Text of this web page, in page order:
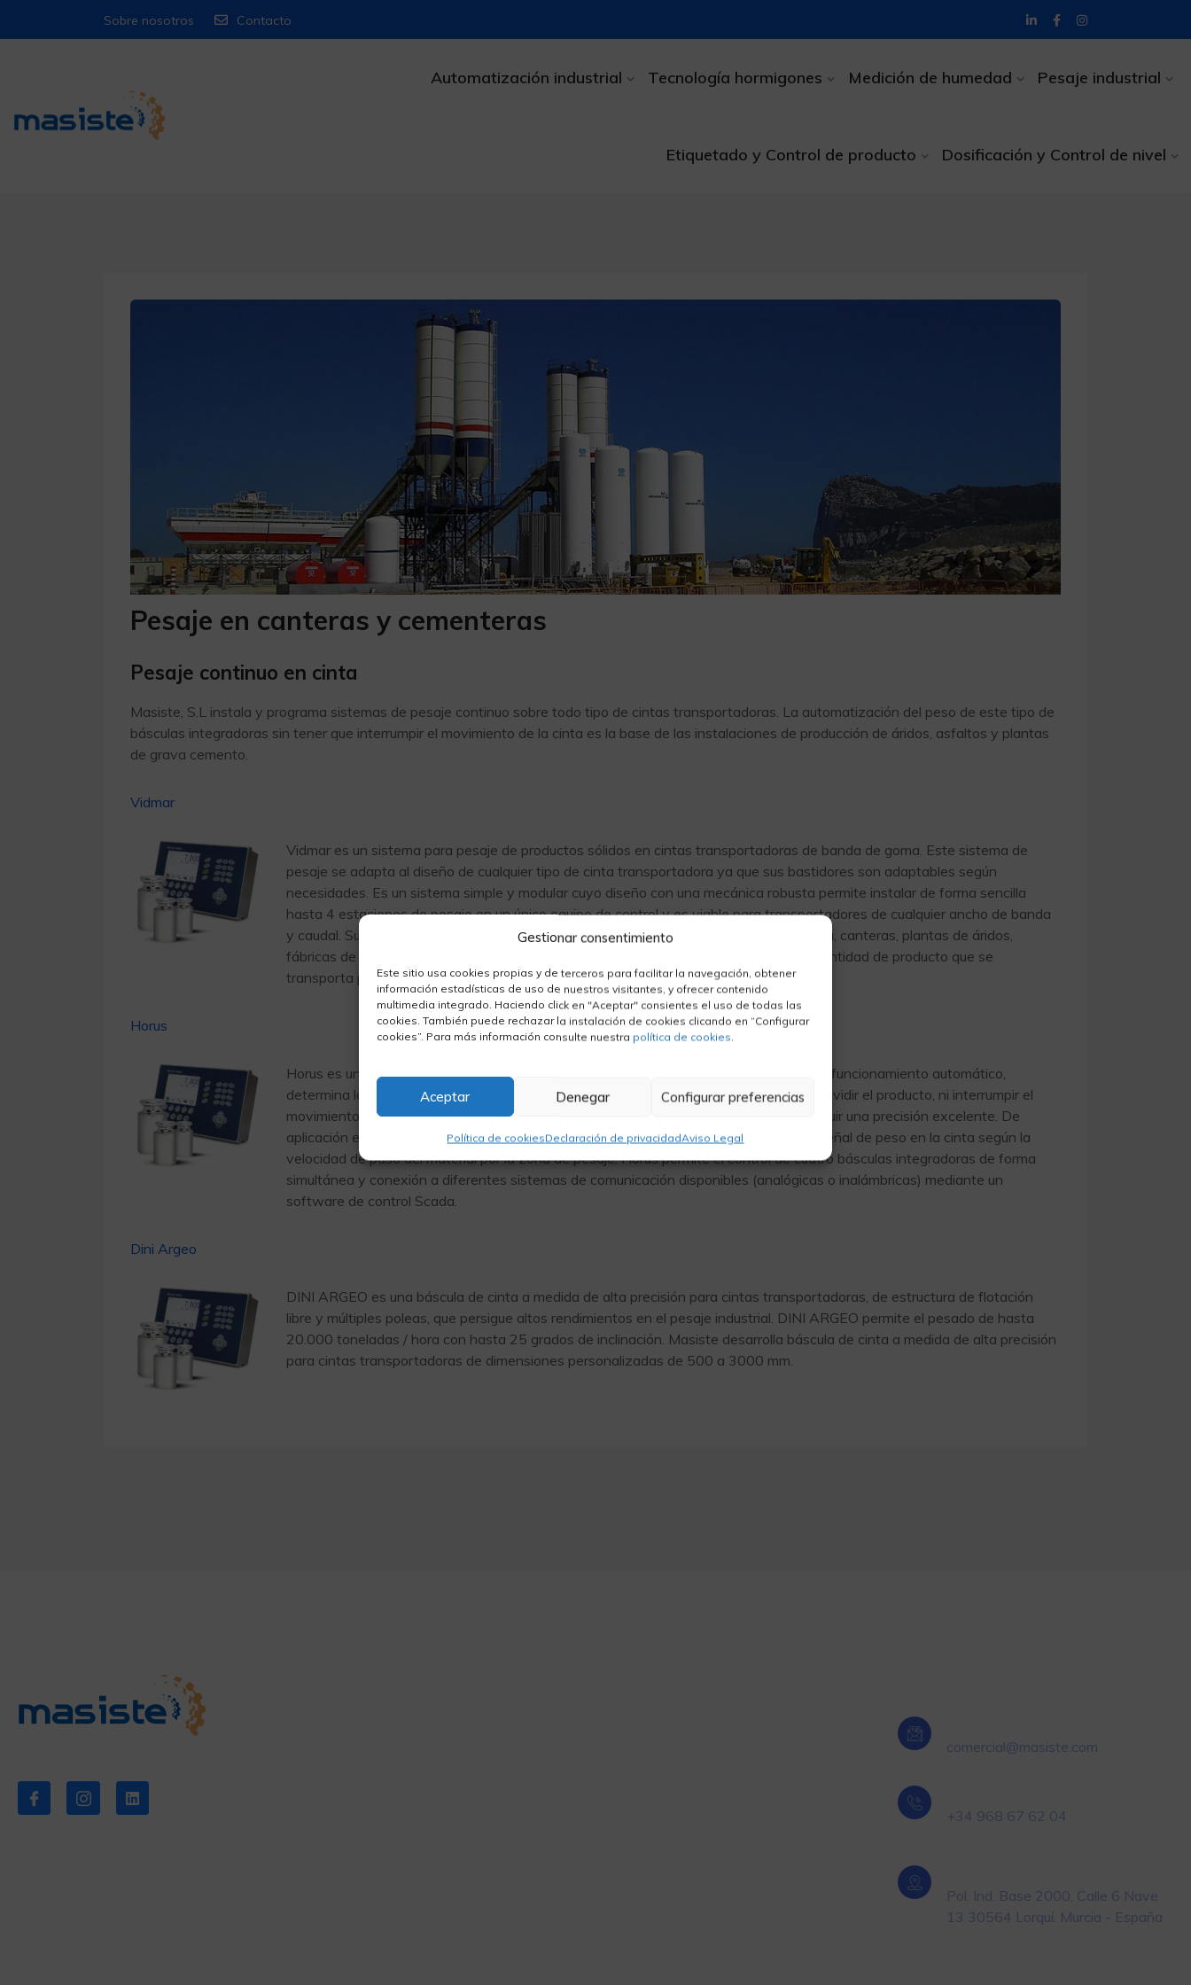
Gestionar consentimiento
Este sitio usa cookies propias y de terceros para facilitar la navegación, obtener
información estadísticas de uso de nuestros visitantes, y ofrecer contenido
multimedia integrado. Haciendo click en "Aceptar" consientes el uso de todas las
cookies. También puede rechazar la instalación de cookies clicando en “Configurar
cookies”. Para más información consulte nuestra política de cookies.
Aceptar Denegar Configurar preferencias
Política de cookiesDeclaración de privacidadAviso Legal
Sobre nosotros Contacto
Automatización industrial Tecnología hormigones Medición de humedad Pesaje industrial
Etiquetado y Control de producto Dosificación y Control de nivel
Pesaje en canteras y cementeras
Pesaje continuo en cinta
Masiste, S.L instala y programa sistemas de pesaje continuo sobre todo tipo de cintas transportadoras. La automatización del peso de este tipo de
básculas integradoras sin tener que interrumpir el movimiento de la cinta es la base de las instalaciones de producción de áridos, asfaltos y plantas
de grava cemento.
Vidmar
Vidmar es un sistema para pesaje de productos sólidos en cintas transportadoras de banda de goma. Este sistema de
pesaje se adapta al diseño de cualquier tipo de cinta transportadora ya que sus bastidores son adaptables según
necesidades. Es un sistema simple y modular cuyo diseño con una mecánica robusta permite instalar de forma sencilla
hasta 4 estaciones de pesaje en un único equipo de control y es viable para transportadores de cualquier ancho de banda
y caudal. Sus aplicaciones más habituales se presentan en plantas cementeras, minería, canteras, plantas de áridos,
fábricas de hielo y en general, en cualquier industria donde sea necesario conocer la cantidad de producto que se
transporta por cinta.
Horus
Horus es un sistema de pesaje continuo sobre todo tipo de cintas transportadoras. De funcionamiento automático,
determina la masa de un producto a granel en una cinta transportadora sin tener que dividir el producto, ni interrumpir el
movimiento de la cinta ni nivelar la cantidad de producto que lleva la cinta para conseguir una precisión excelente. De
aplicación en plantas industriales de residuos sólidos urbanos, un encoder pondera la señal de peso en la cinta según la
velocidad de paso del material por la zona de pesaje. Horus permite el control de cuatro básculas integradoras de forma
simultánea y conexión a diferentes sistemas de comunicación disponibles (analógicas o inalámbricas) mediante un
software de control Scada.
Dini Argeo
DINI ARGEO es una báscula de cinta a medida de alta precisión para cintas transportadoras, de estructura de flotación
libre y múltiples poleas, que persigue altos rendimientos en el pesaje industrial. DINI ARGEO permite el pesado de hasta
20.000 toneladas / hora con hasta 25 grados de inclinación. Masiste desarrolla báscula de cinta a medida de alta precisión
para cintas transportadoras de dimensiones personalizadas de 500 a 3000 mm.
comercial@masiste.com
+34 968 67 62 04
Pol. Ind. Base 2000, Calle 6 Nave
13 30564 Lorquí. Murcia - España